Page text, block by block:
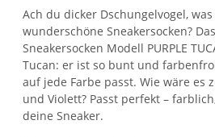
Ach du dicker Dschungelvogel,
wunderschöne Sneakersocken?
Sneakersocken Modell PURPLE
Tucan: er ist so bunt und
auf jede Farbe passt. Wie wäre es
und Violett? Passt perfekt –
deine Sneaker.